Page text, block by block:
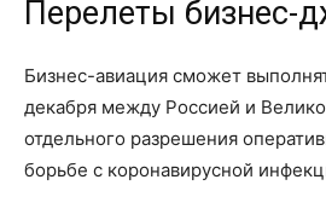
Перелеты бизнес-
Бизнес-авиация сможет
декабря между Россией и
отдельного разрешения
борьбе с коронавирусной